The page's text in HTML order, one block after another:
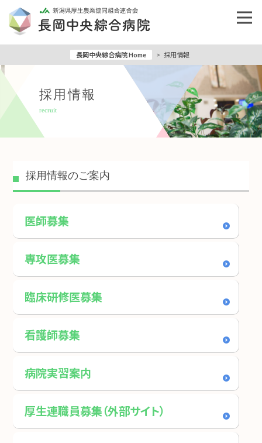
長岡中央綜合病院 Home > 採用情報
採用情報
recruit
採用情報のご案内
医師募集
専攻医募集
臨床研修医募集
看護師募集
病院実習案内
厚生連職員募集（外部サイト）